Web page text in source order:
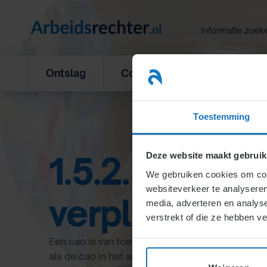
Toestemming
Deze website maakt
We gebruiken cookies om
websiteverkeer te
media, adverteren en
verstrekt of die ze hebben
Informatie
Ontslag Concurrentiebeding
1.5.2.
Een cao is van toepassing bij gebonden
als de cao in het arbeidscontract staat of door